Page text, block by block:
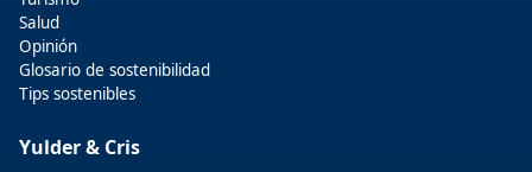
Salud
Opinión
Glosario de sostenibilidad
Tips sostenibles
Yulder & Cris